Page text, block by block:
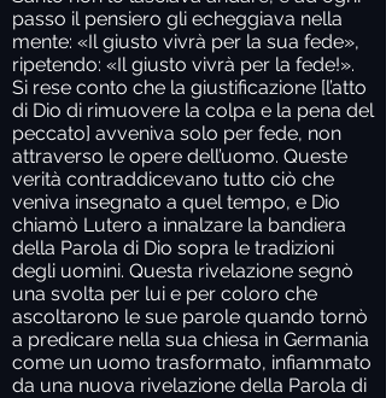
passo il pensiero gli echeggiava nella
mente: «Il giusto vivrà per la sua fede»,
ripetendo: «Il giusto vivrà per la fede!».
Si rese conto che la giustificazione [l’atto
di Dio di rimuovere la colpa e la pena del
peccato] avveniva solo per fede, non
attraverso le opere dell’uomo. Queste
verità contraddicevano tutto ciò che
veniva insegnato a quel tempo, e Dio
chiamò Lutero a innalzare la bandiera
della Parola di Dio sopra le tradizioni
degli uomini. Questa rivelazione segnò
una svolta per lui e per coloro che
ascoltarono le sue parole quando tornò
a predicare nella sua chiesa in Germania
come un uomo trasformato, infiammato
da una nuova rivelazione della Parola di